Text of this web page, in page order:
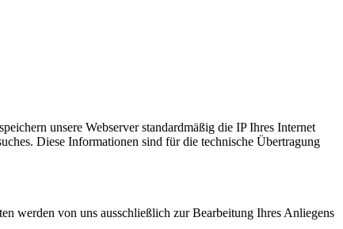
unsere Webserver standardmäßig die IP Ihres Internet
Diese Informationen sind für die technische Übertragung
werden von uns ausschließlich zur Bearbeitung Ihres Anliegens